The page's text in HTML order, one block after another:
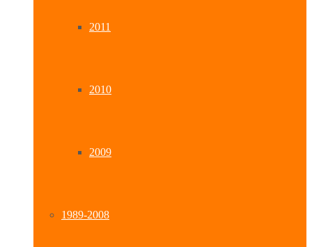
2011
2010
2009
1989-2008